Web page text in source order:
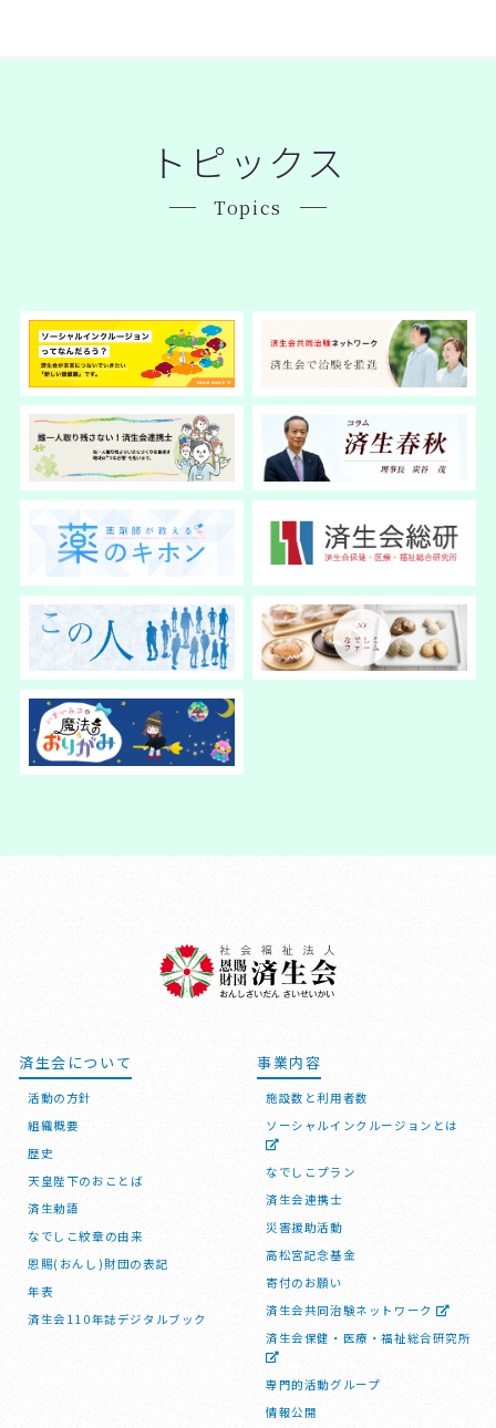
トピックス
Topics
済生会について
活動の方針
組織概要
歴史
天皇陛下のおことば
済生勅語
なでしこ紋章の由来
恩賜(おんし)財団の表記
年表
済生会110年誌デジタルブック
事業内容
施設数と利用者数
ソーシャルインクルージョンとは
なでしこプラン
済生会連携士
災害援助活動
高松宮記念基金
寄付のお願い
済生会共同治験ネットワーク
済生会保健・医療・福祉総合研究所
専門的活動グループ
情報公開